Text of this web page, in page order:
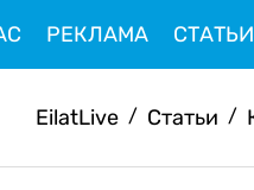
РЕКЛАМА СТАТЬИ
EilatLive / Статьи /